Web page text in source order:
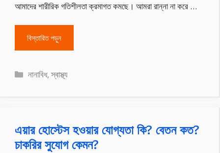
আমাদের শারীরিক গতিশীলতা ক্রমাগত কমছে। আমরা রান্না না করে …
বিস্তারিত পড়ুন
Categories
নানাবিধ,স্বাস্থ্য
এয়ার হোস্টেস হওয়ার যোগ্যতা কি? বেতন কত?
চাকরির সুযোগ কেমন?